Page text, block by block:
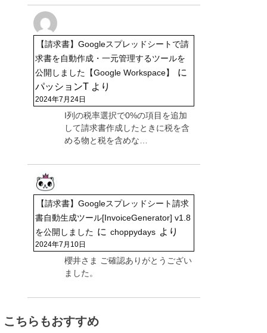
【請求書】Googleスプレッドシートで請
求書を自動作成・一元管理するツールを
公開しました【Google Workspace】
に
パッションT より
2024年7月24日
I列の税率選択で0%の項目を追加
して請求書作成したときに税を含
める物と税を含めな…
【請求書】Googleスプレッドシート請求
書自動生成ツール[InvoiceGenerator] v1.8
を公開しました に choppydays より
2024年7月10日
櫻井さま ご確認ありがとうござい
ました。
こちらもおすすめ